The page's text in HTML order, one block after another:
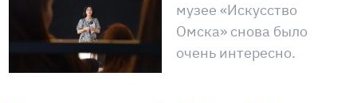
музее «Искусство
Омска» снова было
очень интересно.